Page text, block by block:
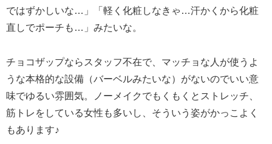
ではずかしいな…」「軽く化粧しなきゃ…汗かくから化粧
直しでポーチも…」みたいな。
チョコザップならスタッフ不在で、マッチョな人が使うよ
うな本格的な設備（バーベルみたいな）がないのでいい意
味でゆるい雰囲気。ノーメイクでもくもくとストレッチ、
筋トレをしている女性も多いし、そういう姿がかっこよく
もあります♪